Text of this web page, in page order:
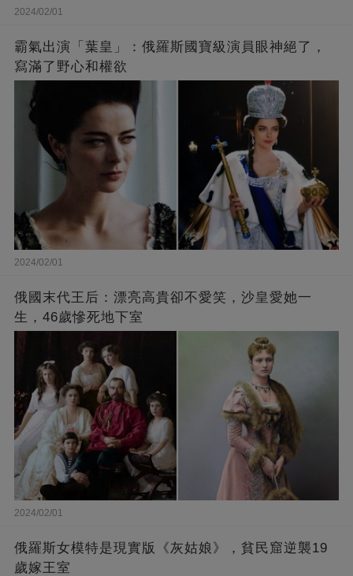
2024/02/01
霸氣出演「葉皇」：俄羅斯國寶級演員眼神絕了，
寫滿了野心和權欲
2024/02/01
俄國末代王后：漂亮高貴卻不愛笑，沙皇愛她一
生，46歲慘死地下室
2024/02/01
俄羅斯女模特是現實版《灰姑娘》，貧民窟逆襲19
歲嫁王室